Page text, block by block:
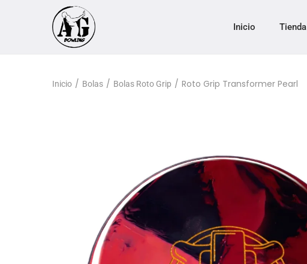
Inicio Tienda
Inicio / Bolas / Bolas Roto Grip / Roto Grip Transformer Pearl